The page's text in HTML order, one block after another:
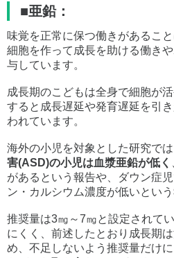
■亜鉛：
味覚を正常に保つ働きがあるこ
細胞を作って成長を助ける働き
与しています。
成長期のこどもは全身で細胞が
すると成長遅延や発育遅延を引
われています。
海外の小児を対象とした研究では
害(ASD)の小児は血漿亜鉛が低く
があるという報告や、ダウン症
ン・カルシウム濃度が低いという
推奨量は3㎎～7㎎と設定されて
にくく、前述したとおり成長期
め、不足しないよう推奨量だけ